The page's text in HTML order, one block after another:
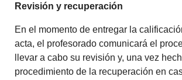
Revisión y recuperación
En el momento de entregar la
acta, el profesorado comunicará el
llevar a cabo su revisión y, una vez
procedimiento de la recuperación en